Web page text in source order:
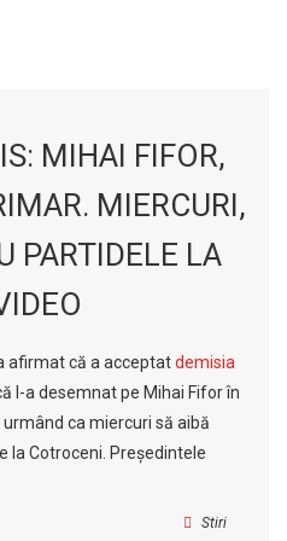
MIHAI FIFOR,
MIERCURI,
PARTIDELE LA
afirmat că a acceptatdemisia
l-a desemnat pe Mihai Fifor în
ca miercuri să aibă
la Cotroceni. Preşedintele
Stiri